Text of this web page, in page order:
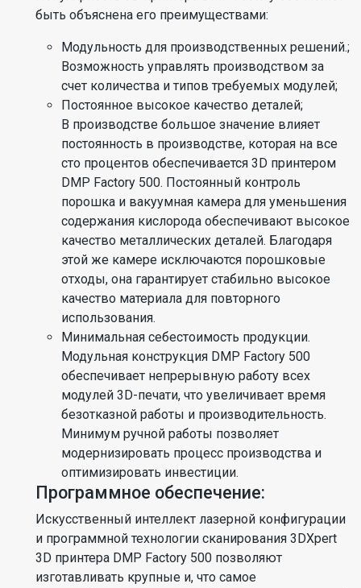
быть объяснена его преимуществами:
Модульность для производственных решений.;
Возможность управлять производством за
счет количества и типов требуемых модулей;
Постоянное высокое качество деталей;
В производстве большое значение влияет
постоянность в производстве, которая на все
сто процентов обеспечивается 3D принтером
DMP Factory 500. Постоянный контроль
порошка и вакуумная камера для уменьшения
содержания кислорода обеспечивают высокое
качество металлических деталей. Благодаря
этой же камере исключаются порошковые
отходы, она гарантирует стабильно высокое
качество материала для повторного
использования.
Минимальная себестоимость продукции.
Модульная конструкция DMP Factory 500
обеспечивает непрерывную работу всех
модулей 3D-печати, что увеличивает время
безотказной работы и производительность.
Минимум ручной работы позволяет
модернизировать процесс производства и
оптимизировать инвестиции.
Программное обеспечение:
Искусственный интеллект лазерной конфигурации
и программной технологии сканирования 3DXpert
3D принтера DMP Factory 500 позволяют
изготавливать крупные и, что самое